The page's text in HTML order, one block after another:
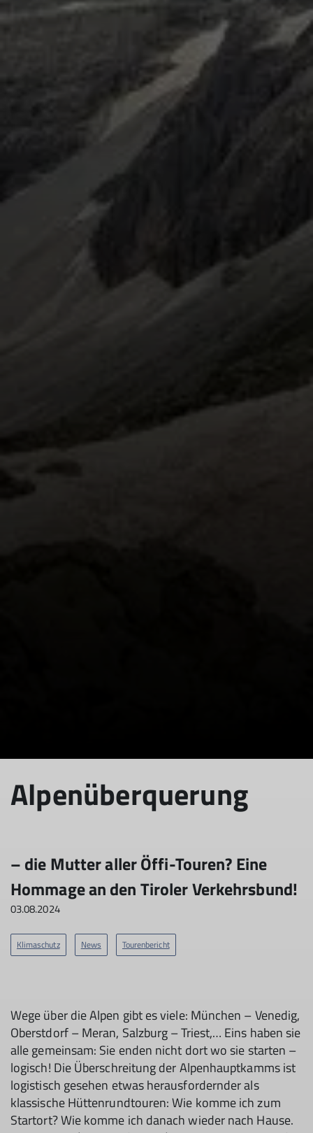
Alpenüberquerung
– die Mutter aller Öffi-Touren? Eine
Hommage an den Tiroler Verkehrsbund!
03.08.2024
Klimaschutz News Tourenbericht
Wege über die Alpen gibt es viele: München – Venedig,
Oberstdorf – Meran, Salzburg – Triest,… Eins haben sie
alle gemeinsam: Sie enden nicht dort wo sie starten –
logisch! Die Überschreitung der Alpenhauptkamms ist
logistisch gesehen etwas herausfordernder als
klassische Hüttenrundtouren: Wie komme ich zum
Startort? Wie komme ich danach wieder nach Hause.